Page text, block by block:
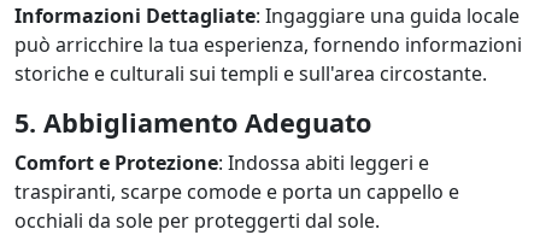
Informazioni Dettagliate: Ingaggiare una guida locale
può arricchire la tua esperienza, fornendo informazioni
storiche e culturali sui templi e sull'area circostante.
5. Abbigliamento Adeguato
Comfort e Protezione: Indossa abiti leggeri e
traspiranti, scarpe comode e porta un cappello e
occhiali da sole per proteggerti dal sole.